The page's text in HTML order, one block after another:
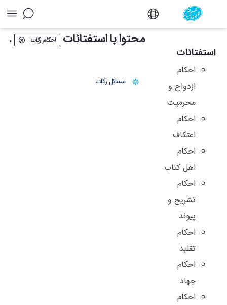
آرشیو استفتائات و توضیح المسائل - دفتر
استفتائات
احکام
ازدواج و
محرمیت
احکام
اعتکاف
احکام
اهل کتاب
احکام
تشریح و
پیوند
احکام
تقلید
احکام
جهاد
احکام
محتوا با استفتائات احکام زکات .
مسائل زكات